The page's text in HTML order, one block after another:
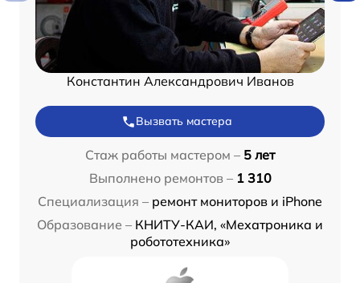
Константин Александрович Иванов
Вызвать мастера
Стаж работы мастером – 5 лет
Выполнено ремонтов – 1 310
Специализация – ремонт мониторов и iPhone
Образование – КНИТУ-КАИ, «Мехатроника и
робототехника»